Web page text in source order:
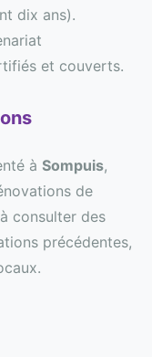
dix ans).
et couverts.
à Sompuis,
de
consulter des
précédentes,